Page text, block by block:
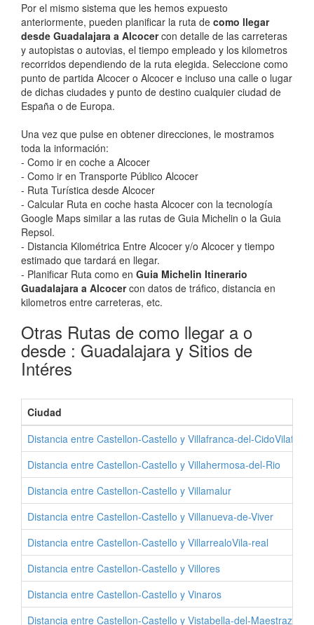
Por el mismo sistema que les hemos expuesto
anteriormente, pueden planificar la ruta de como llegar
desde Guadalajara a Alcocercon detalle de las carreteras
y autopistas o autovias, el tiempo empleado y los kilometros
recorridos dependiendo de la ruta elegida. Seleccione como
punto de partida Alcocer o Alcocer e incluso una calle o lugar
de dichas ciudades y punto de destino cualquier ciudad de
España o de Europa.
Una vez que pulse en obtener direcciones, le mostramos
toda la información:
- Como ir en coche a Alcocer
- Como ir en Transporte Público Alcocer
- Ruta Turística desde Alcocer
- Calcular Ruta en coche hasta Alcocer con la tecnología
Google Maps similar a las rutas de Guia Michelin o la Guia
Repsol.
- Distancia Kilométrica Entre Alcocer y/o Alcocer y tiempo
estimado que tardará en llegar.
- Planificar Ruta como en Guia Michelin Itinerario
Guadalajara a Alcocercon datos de tráfico, distancia en
kilometros entre carreteras, etc.
Otras Rutas de como llegar a o
desde : Guadalajara y Sitios de
Intéres
Ciudad
Distancia entre Castellon-Castello y Villafranca-del-
Distancia entre Castellon-Castello y Villahermosa-del-Rio
Distancia entre Castellon-Castello y Villamalur
Distancia entre Castellon-Castello y Villanueva-de-Viver
Distancia entre Castellon-Castello y VillarrealoVila-real
Distancia entre Castellon-Castello y Villores
Distancia entre Castellon-Castello y Vinaros
Distancia entre Castellon-Castello y Vistabella-del-Maestrazgo